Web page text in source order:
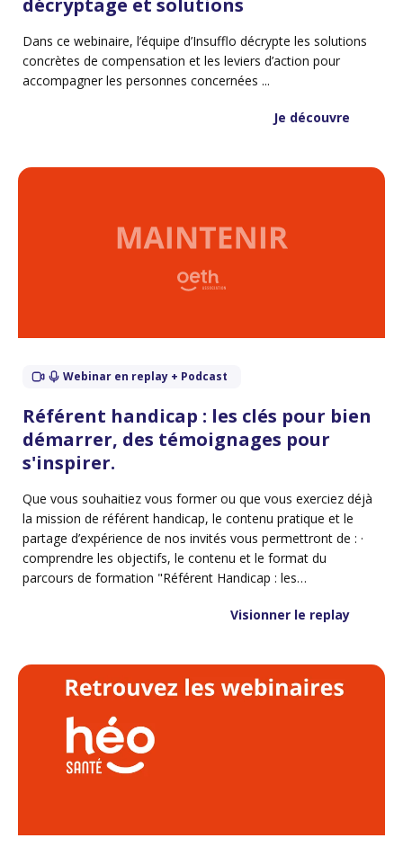
décryptage et solutions
Dans ce webinaire, l’équipe d’Insufflo décrypte les solutions
concrètes de compensation et les leviers d’action pour
accompagner les personnes concernées ...
Je découvre
Webinar en replay + Podcast
Référent handicap : les clés pour bien
démarrer, des témoignages pour
s'inspirer.
Que vous souhaitiez vous former ou que vous exerciez déjà
la mission de référent handicap, le contenu pratique et le
partage d’expérience de nos invités vous permettront de : ·
comprendre les objectifs, le contenu et le format du
parcours de formation "Référent Handicap : les
dans la mission, · échanger entre pairs, avec un temps dédié
Visionner le replay